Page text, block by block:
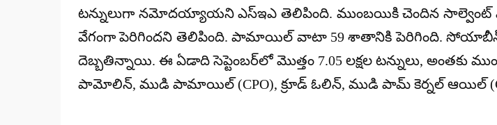
టన్నులుగా నమోదయ్యాయని ఎస్‌ఇఎ తెలిపింది. ముంబయికి చెందిన సాల్వెంట్
వేగంగా పెరిగిందని తెలిపింది. పామాయిల్ వాటా 59 శాతానికి పెరిగింది.
దెబ్బతిన్నాయి. ఈ ఏడాది సెప్టెంబర్‌లో మొత్తం 7.05 లక్షల టన్నులు, అంతకు
పామోలిన్, ముడి పామాయిల్ (CPO), క్రూడ్ ఓలిన్, ముడి పామ్ కెర్నల్ ఆయిల్